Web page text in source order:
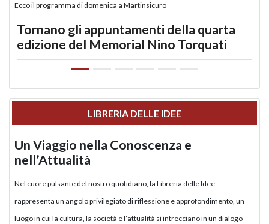
Ecco il programma di domenica a Martinsicuro
Tornano gli appuntamenti della quarta
edizione del Memorial Nino Torquati
LIBRERIA DELLE IDEE
Un Viaggio nella Conoscenza e
nell’Attualità
Nel cuore pulsante del nostro quotidiano, la Libreria delle Idee
rappresenta un angolo privilegiato di riflessione e approfondimento, un
luogo in cui la cultura, la società e l’attualità si intrecciano in un dialogo